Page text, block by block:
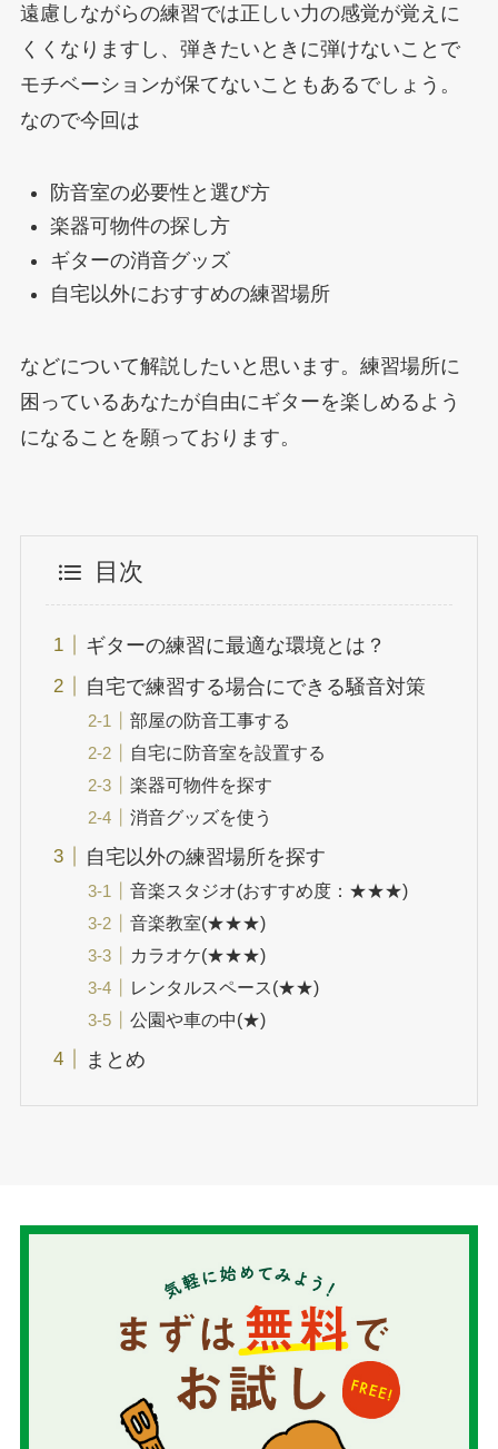
遠慮しながらの練習では正しい力の感覚が覚えに
くくなりますし、弾きたいときに弾けないことで
モチベーションが保てないこともあるでしょう。
なので今回は
防音室の必要性と選び方
楽器可物件の探し方
ギターの消音グッズ
自宅以外におすすめの練習場所
などについて解説したいと思います。練習場所に
困っているあなたが自由にギターを楽しめるよう
になることを願っております。
目次
ギターの練習に最適な環境とは？
自宅で練習する場合にできる騒音対策
部屋の防音工事する
自宅に防音室を設置する
楽器可物件を探す
消音グッズを使う
自宅以外の練習場所を探す
音楽スタジオ(おすすめ度：★★★)
音楽教室(★★★)
カラオケ(★★★)
レンタルスペース(★★)
公園や車の中(★)
まとめ